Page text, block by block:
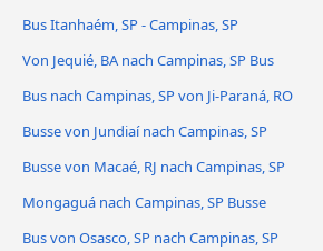
Bus Itanhaém, SP - Campinas, SP
Von Jequié, BA nach Campinas, SP Bus
Bus nach Campinas, SP von Ji-Paraná, RO
Busse von Jundiaí nach Campinas, SP
Busse von Macaé, RJ nach Campinas, SP
Mongaguá nach Campinas, SP Busse
Bus von Osasco, SP nach Campinas, SP